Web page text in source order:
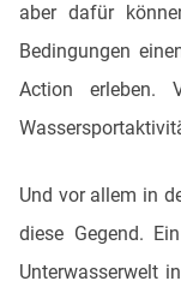
aber dafür
Bedingungen
Action erleben.
Und vor allem in
diese Gegend.
Unterwasserwelt